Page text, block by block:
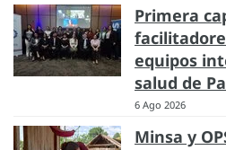
Primera
equipos
salud de
6 Ago 2026
Minsa y